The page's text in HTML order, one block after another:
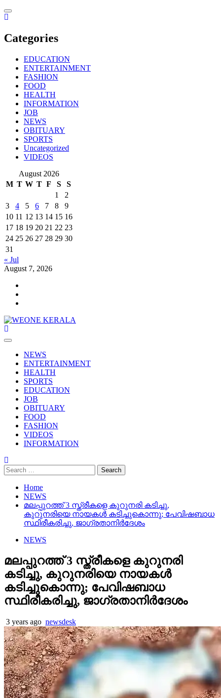
Skip
to
Categories
EDUCATION
ENTERTAINMENT
FASHION
FOOD
HEALTH
INFORMATION
JOB
NEWS
OBITUARY
SPORTS
Uncategorized
VIDEOS
August 2026
M T W T F S
S
1
2
3
4 5 6 7 8
9
10 11 12 13 14 15 16
17 18 19 20 21 22 23
24 25 26 27 28 29 30
31
« Jul
August 7, 2026
Primary
NEWS
ENTERTAINMENT
HEALTH
SPORTS
EDUCATION
JOB
OBITUARY
FOOD
FASHION
VIDEOS
INFORMATION
Search
for:
Home
NEWS
മലപ്പുറത്ത് 3 സ്ത്രീകളെ കുറുനരി കടിച്ചു,
കുറുനരിയെ നായകൾ കടിച്ചുകൊന്നു; പേവിഷബാധ
സ്ഥിരീകരിച്ചു, ജാഗ്രതാനിർദേശം
NEWS
മലപ്പുറത്ത് 3 സ്ത്രീകളെ കുറുനരി
കടിച്ചു, കുറുനരിയെ നായകൾ
കടിച്ചുകൊന്നു; പേവിഷബാധ
സ്ഥിരീകരിച്ചു, ജാഗ്രതാനിർദേശം
3 years ago newsdesk